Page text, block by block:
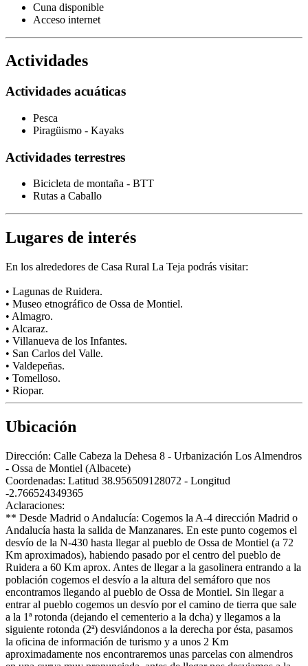
Cuna disponible
Acceso internet
Actividades
Actividades acuáticas
Pesca
Piragüismo - Kayaks
Actividades terrestres
Bicicleta de montaña - BTT
Rutas a Caballo
Lugares de interés
En los alrededores de Casa Rural La Teja podrás visitar:
• Lagunas de Ruidera.
• Museo etnográfico de Ossa de Montiel.
• Almagro.
• Alcaraz.
• Villanueva de los Infantes.
• San Carlos del Valle.
• Valdepeñas.
• Tomelloso.
• Riopar.
Ubicación
Dirección: Calle Cabeza la Dehesa 8 - Urbanización Los Almendros
- Ossa de Montiel (Albacete)
Coordenadas: Latitud 38.956509128072 - Longitud
-2.766524349365
Aclaraciones:
** Desde Madrid o Andalucía: Cogemos la A-4 dirección Madrid o
Andalucía hasta la salida de Manzanares. En este punto cogemos el
desvío de la N-430 hasta llegar al pueblo de Ossa de Montiel (a 72
Km aproximados), habiendo pasado por el centro del pueblo de
Ruidera a 60 Km aprox. Antes de llegar a la gasolinera entrando a la
población cogemos el desvío a la altura del semáforo que nos
encontramos llegando al pueblo de Ossa de Montiel. Sin llegar a
entrar al pueblo cogemos un desvío por el camino de tierra que sale
a la 1ª rotonda (dejando el cementerio a la dcha) y llegamos a la
siguiente rotonda (2ª) desviándonos a la derecha por ésta, pasamos
la oficina de información de turismo y a unos 2 Km
aproximadamente nos encontraremos unas parcelas con almendros